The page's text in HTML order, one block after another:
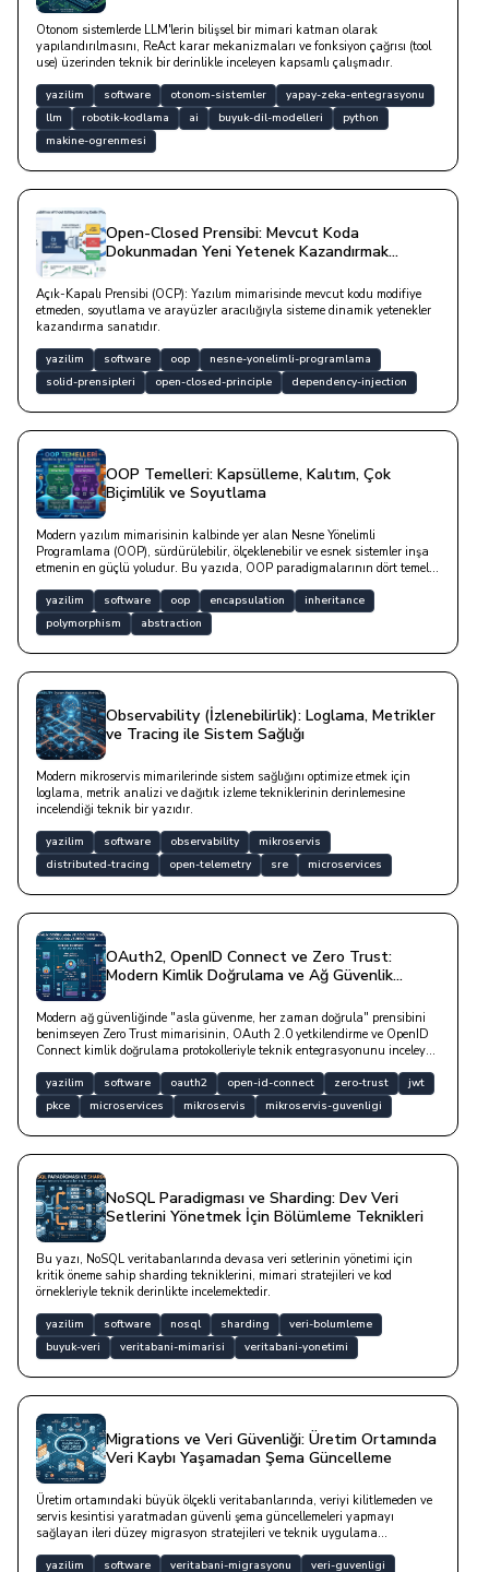
Otonom sistemlerde LLM'lerin bilişsel bir mimari katman olarak
yapılandırılmasını, ReAct karar mekanizmaları ve fonksiyon çağrısı (tool
use) üzerinden teknik bir derinlikle inceleyen kapsamlı çalışmadır.
yazilim software otonom-sistemler
yapay-zeka-entegrasyonu
llm
robotik-kodlama ai buyuk-dil-modelleri
python
makine-ogrenmesi
Open-Closed Prensibi: Mevcut Koda
Dokunmadan Yeni Yetenek Kazandırmak
Açık-Kapalı Prensibi (OCP): Yazılım mimarisinde mevcut kodu modifiye
etmeden, soyutlama ve arayüzler aracılığıyla sisteme dinamik yetenekler
kazandırma sanatıdır.
yazilim software oop
nesne-yonelimli-programlama
solid-prensipleri
open-closed-principle dependency-injection
OOP Temelleri: Kapsülleme, Kalıtım, Çok
Biçimlilik ve Soyutlama
Modern yazılım mimarisinin kalbinde yer alan Nesne Yönelimli
Programlama (OOP), sürdürülebilir, ölçeklenebilir ve esnek sistemler inşa
etmenin en güçlü yoludur. Bu yazıda, OOP paradigmalarının dört temel
(Inheritance) ve Çok Biçimlilik (Polymorphism) kavramlarını teorik bir
anlatımın ötesine taşınmaktadır.
yazilim software oop encapsulation
inheritance
polymorphism
abstraction
Observability (İzlenebilirlik): Loglama, Metrikler
ve Tracing ile Sistem Sağlığı
Modern mikroservis mimarilerinde sistem sağlığını optimize etmek için
loglama, metrik analizi ve dağıtık izleme tekniklerinin derinlemesine
incelendiği teknik bir yazıdır.
yazilim software observability
mikroservis
distributed-tracing
open-telemetry sre microservices
OAuth2, OpenID Connect ve Zero Trust:
Modern Kimlik Doğrulama ve Ağ Güvenlik
Modern ağ güvenliğinde "asla güvenme, her zaman doğrula" prensibini
benimseyen Zero Trust mimarisinin, OAuth 2.0 yetkilendirme ve OpenID
Connect kimlik doğrulama protokolleriyle teknik entegrasyonunu inceleyen
yazilim software oauth2 open-id-connect zero-trust
jwt
pkce
microservices mikroservis mikroservis-guvenligi
NoSQL Paradigması ve Sharding: Dev Veri
Setlerini Yönetmek İçin Bölümleme Teknikleri
Bu yazı, NoSQL veritabanlarında devasa veri setlerinin yönetimi için
kritik öneme sahip sharding tekniklerini, mimari stratejileri ve kod
örnekleriyle teknik derinlikte incelemektedir.
yazilim software nosql sharding
veri-bolumleme
buyuk-veri
veritabani-mimarisi veritabani-yonetimi
Migrations ve Veri Güvenliği: Üretim Ortamında
Veri Kaybı Yaşamadan Şema Güncelleme
Üretim ortamındaki büyük ölçekli veritabanlarında, veriyi kilitlemeden ve
servis kesintisi yaratmadan güvenli şema güncellemeleri yapmayı
sağlayan ileri düzey migrasyon stratejileri ve teknik uygulama
yazilim software veritabani-migrasyonu veri-guvenligi